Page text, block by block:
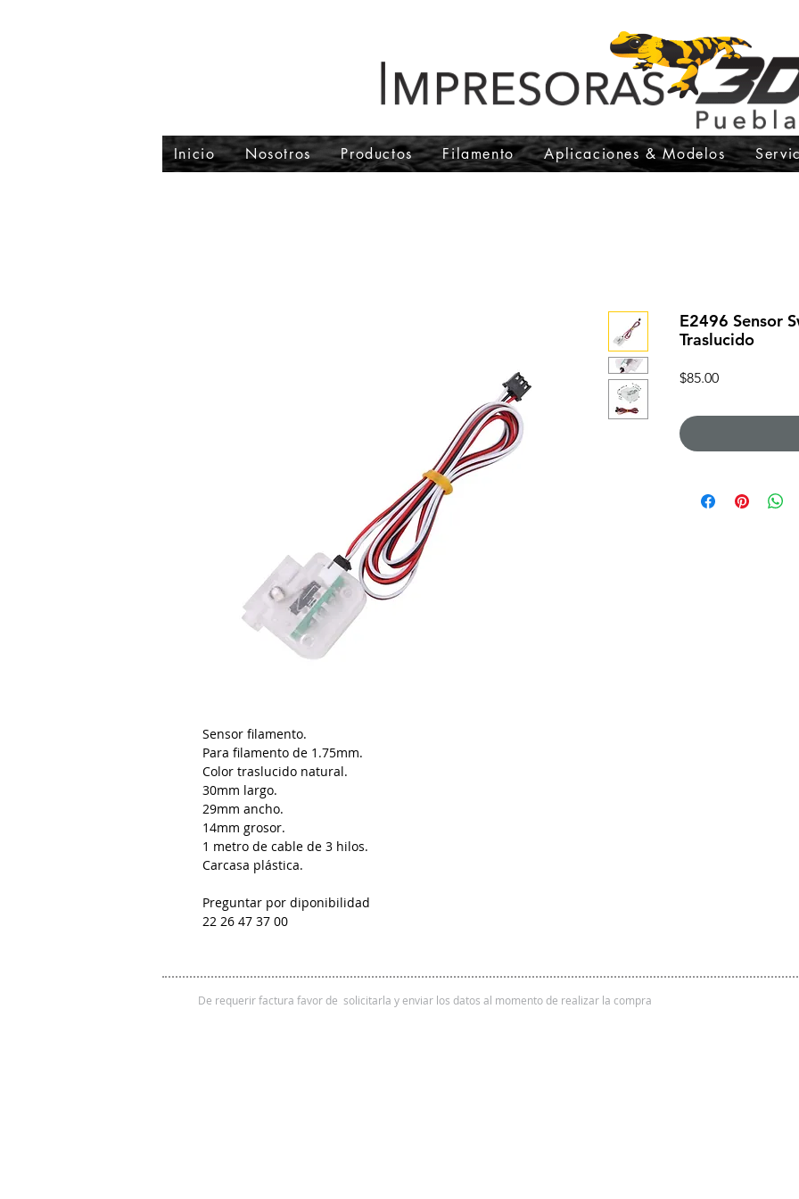
Inicio Nosotros Productos Filamento Aplicaciones & Modelos
Sensor filamento.
Para filamento de 1.75mm.
Color traslucido natural.
30mm largo.
29mm ancho.
14mm grosor.
1 metro de cable de 3 hilos.
Carcasa plástica.
Preguntar por diponibilidad
22 26 47 37 00
E2496 Sensor
Traslucido
$85.00Precio
De requerir factura favor de solicitarla y enviar los datos al momento de realizar la compra